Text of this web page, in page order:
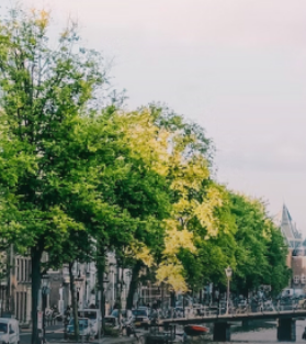
woonkamer met open keuken,
samen goed voor 44 m² aan
leefruimte. De lichte woonkamer
biedt genoeg ruimte voor een
gezellige zithoek én een stijlvolle
eethoek. De keuken is van alle
gemakken voorzien, perfect voor het
bereiden van heerlijke maaltijden.
Vanuit de woonkamer stap je zo het
balkon op, waar je kunt genieten
van een prachtig uitzicht en een
moment van rust. De woning